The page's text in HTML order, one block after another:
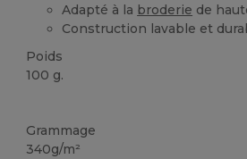
Adapté à la broderie de
Construction lavable et
Poids
100 g.
Grammage
340g/m²